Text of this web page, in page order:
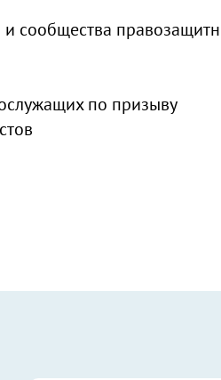
сообщества
по призыву